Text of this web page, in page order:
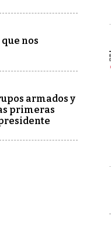
nos
armados y
primeras